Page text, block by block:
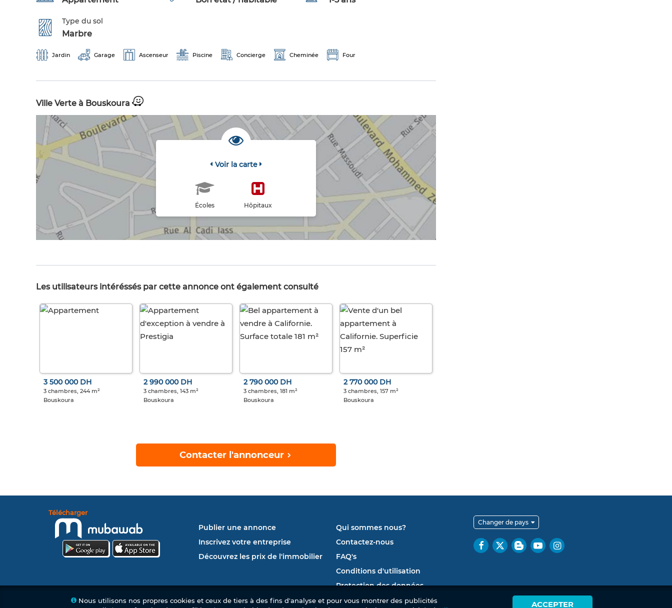
Type du sol
Marbre
Jardin Garage Ascenseur Piscine Concierge Cheminée Four
Ville Verte à Bouskoura
Voir la carte
Écoles Hôpitaux
Les utilisateurs intéréssés par cette annonce ont également consulté
3 500 000 DH
3 chambres, 244 m²
Bouskoura
2 990 000 DH
3 chambres, 143 m²
Bouskoura
2 790 000 DH
3 chambres, 181 m²
Bouskoura
2 770 000 DH
3 chambres, 157 m²
Bouskoura
Contacter l'annonceur
Télécharger
Publier une annonce
Inscrivez votre entreprise
Découvrez les prix de l'immobilier
Qui sommes nous?
Contactez-nous
FAQ's
Conditions d'utilisation
Protection des données
Changer de pays
Nous utilisons nos propres cookies et ceux de tiers à des fins d'analyse et pour vous montrer des publicités
ACCEPTER